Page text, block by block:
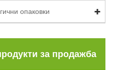
опаковки
за продажба